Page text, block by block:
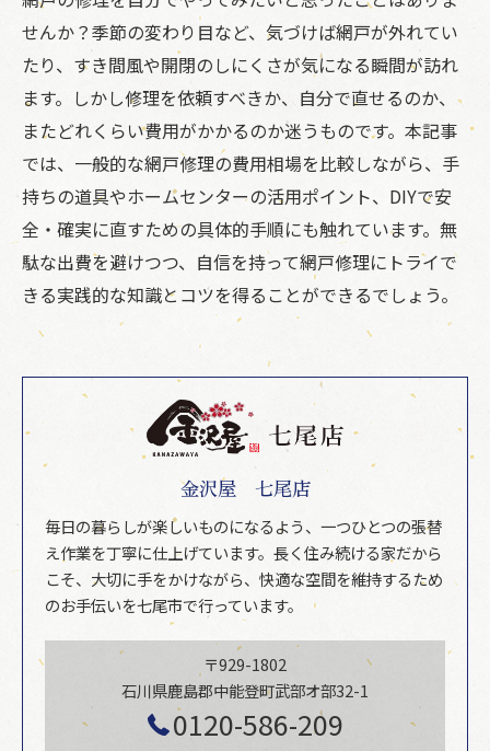
せんか？季節の変わり目など、気づけば網戸が外れてい
たり、すき間風や開閉のしにくさが気になる瞬間が訪れ
ます。しかし修理を依頼すべきか、自分で直せるのか、
またどれくらい費用がかかるのか迷うものです。本記事
では、一般的な網戸修理の費用相場を比較しながら、手
持ちの道具やホームセンターの活用ポイント、DIYで安
全・確実に直すための具体的手順にも触れています。無
駄な出費を避けつつ、自信を持って網戸修理にトライで
きる実践的な知識とコツを得ることができるでしょう。
金沢屋 七尾店
毎日の暮らしが楽しいものになるよう、一つひとつの張替
え作業を丁寧に仕上げています。長く住み続ける家だから
こそ、大切に手をかけながら、快適な空間を維持するため
のお手伝いを七尾市で行っています。
〒929-1802
石川県鹿島郡中能登町武部オ部32-1
0120-586-209